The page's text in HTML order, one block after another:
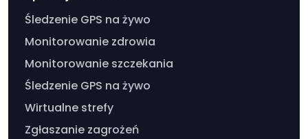
Śledzenie GPS na żywo
Monitorowanie zdrowia
Monitorowanie szczekania
Śledzenie GPS na żywo
Wirtualne strefy
Zgłaszanie zagrożeń